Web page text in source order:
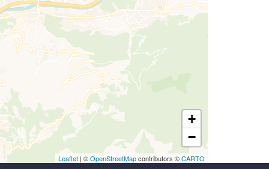
+
−
Leaflet | ©OpenStreetMapcontributors ©CARTO